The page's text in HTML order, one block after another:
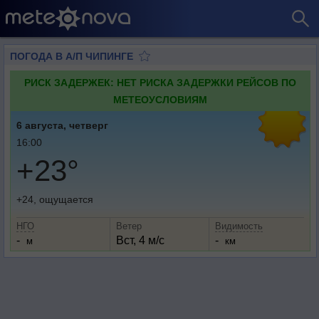
ПОГОДА В А/П ЧИПИНГЕ
РИСК ЗАДЕРЖЕК: НЕТ РИСКА ЗАДЕРЖКИ РЕЙСОВ ПО
МЕТЕОУСЛОВИЯМ
6 августа, четверг
16:00
+23°
+24, ощущается
НГО
- м
Ветер
Вст, 4 м/с
Видимость
- км